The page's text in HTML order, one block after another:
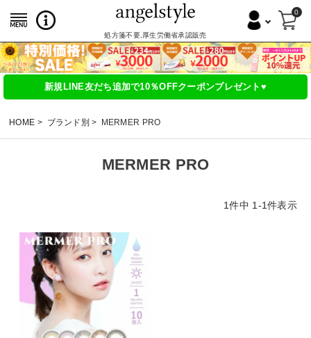
処方箋不要,厚生労働省承認販売
0
新規LINE友だち追加で10％OFFクーポンプレゼント♥
HOME ブランド別 MERMER PRO
MERMER PRO
1件中 1-1件表示